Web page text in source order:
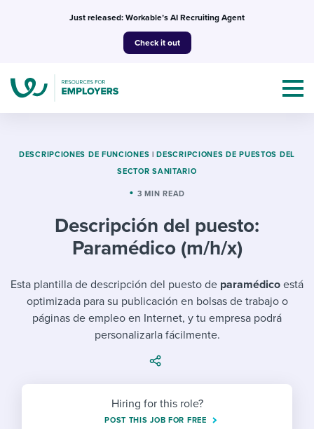
Just released: Workable’s AI Recruiting Agent
Check it out
Topics
Mobilizing AI in my work
Evaluating candidates
Working together with others
Maintaining hiring pipelines
Developing & retaining people
Templates & Guides
I WANT...
Job description templates
Policy templates
Onboarding checklists
I’m a jobseeker
I WANT TO LEARN ABOUT...
Pay & benefits
Attend webinars & events
Workable customer stories
Explore Workable
Request a demo
DESCRIPCIONES DE FUNCIONES | DESCRIPCIONES DE PUESTOS DEL
SECTOR SANITARIO
3 MIN READ
Descripción del puesto:
Paramédico (m/h/x)
Esta plantilla de descripción del puesto de paramédico está
optimizada para su publicación en bolsas de trabajo o
páginas de empleo en Internet, y tu empresa podrá
personalizarla fácilmente.
Hiring for this role?
POST THIS JOB FOR FREE